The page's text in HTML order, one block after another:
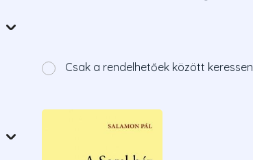
Csak a rendelhetőek között keressen